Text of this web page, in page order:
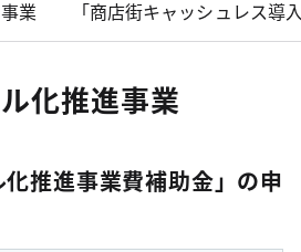
業 「商店街キャッシュレス
化推進事業
化推進事業費補助金」の申